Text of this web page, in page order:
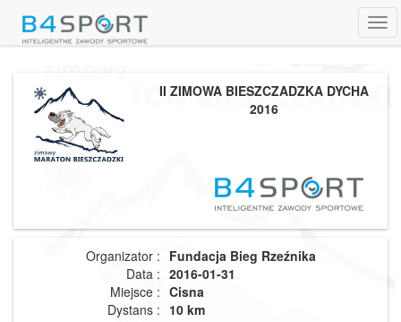
II ZIMOWA BIESZCZADZKA DYCHA
2016
Organizator : Fundacja Bieg Rzeźnika
Data : 2016-01-31
Miejsce : Cisna
Dystans : 10 km